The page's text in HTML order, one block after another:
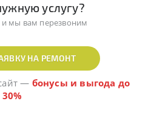
услугу?
и мы вам перезвоним
НА РЕМОНТ
— бонусы и выгода до
30%